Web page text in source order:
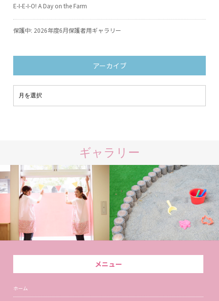
E-I-E-I-O! A Day on the Farm
保護中: 2026年度6月保護者用ギャラリー
アーカイブ
ギャラリー
メニュー
ホーム